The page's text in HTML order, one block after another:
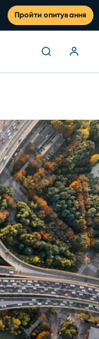
Пройти опитування